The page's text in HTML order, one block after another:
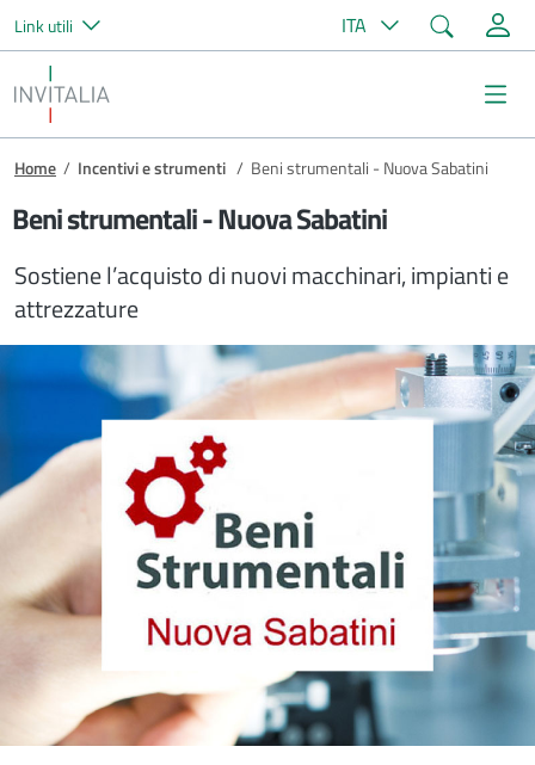
Salta al contenuto principale
Link utili ITA Cerca
Invitalia
Briciole di pane
Home / Incentivi e strumenti / Beni strumentali - Nuova Sabatini
Beni strumentali - Nuova Sabatini
Sostiene l’acquisto di nuovi macchinari, impianti e
attrezzature